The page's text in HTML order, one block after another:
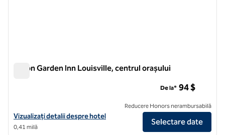
Hilton Garden Inn Louisville, centrul orașului
Vizualizați detaliile hotelului Hilton Garden Inn Louisville Downtown
Vizualizați detalii despre hotel
0,41 milă
De la* 94 $
Reducere Honors nerambursabilă
Selectare date